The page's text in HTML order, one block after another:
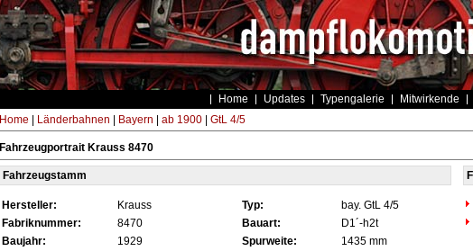
Home Updates Typengalerie Mitwirkende
Home Länderbahnen Bayern ab 1900| GtL 4/5
Fahrzeugportrait Krauss 8470
Fahrzeugstamm
Hersteller: Krauss Typ: bay. GtL 4/5
Fabriknummer:
8470 Bauart: D1´-h2t
Baujahr:
1929 Spurweite: 1435 mm